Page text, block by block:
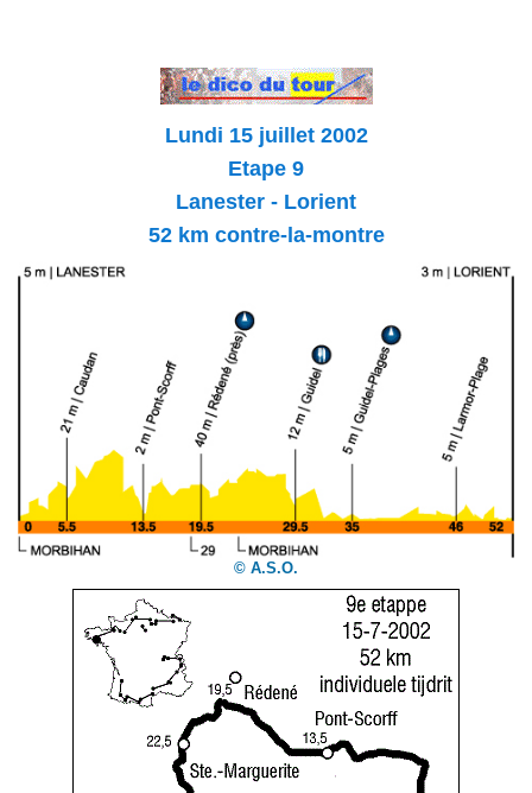
Lundi 15 juillet 2002
Etape 9
Lanester - Lorient
52 km contre-la-montre
© A.S.O.